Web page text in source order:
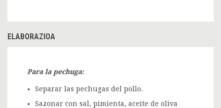
ELABORAZIOA
Para la pechuga:
Separar las pechugas del pollo.
Sazonar con sal, pimienta, aceite de oliva